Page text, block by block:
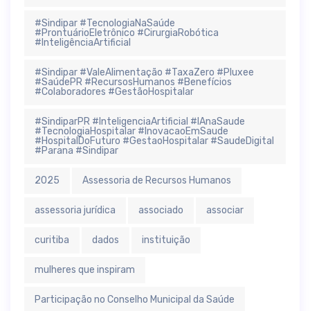
#Sindipar #TecnologiaNaSaúde
#ProntuárioEletrônico #CirurgiaRobótica
#InteligênciaArtificial
#Sindipar #ValeAlimentação #TaxaZero #Pluxee
#SaúdePR #RecursosHumanos #Benefícios
#Colaboradores #GestãoHospitalar
#SindiparPR #InteligenciaArtificial #IAnaSaude
#TecnologiaHospitalar #InovacaoEmSaude
#HospitalDoFuturo #GestaoHospitalar #SaudeDigital
#Parana #Sindipar
2025 Assessoria de Recursos Humanos
assessoria jurídica associado associar
curitiba dados instituição
mulheres que inspiram
Participação no Conselho Municipal da Saúde